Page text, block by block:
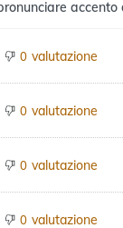
accento
0 valutazione
0 valutazione
0 valutazione
0 valutazione